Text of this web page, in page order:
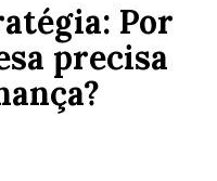
Por
precisa